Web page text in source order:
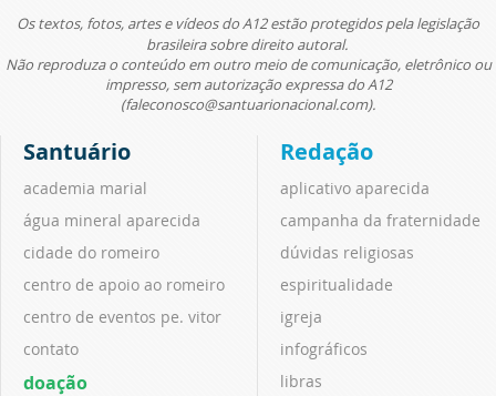
Os textos, fotos, artes e vídeos do A12 estão protegidos pela legislação
brasileira sobre direito autoral.
Não reproduza o conteúdo em outro meio de comunicação, eletrônico ou
impresso, sem autorização expressa do A12
(faleconosco@santuarionacional.com).
Santuário
academia marial
água mineral aparecida
cidade do romeiro
centro de apoio ao romeiro
centro de eventos pe. vitor
contato
doação
Redação
aplicativo aparecida
campanha da fraternidade
dúvidas religiosas
espiritualidade
igreja
infográficos
libras